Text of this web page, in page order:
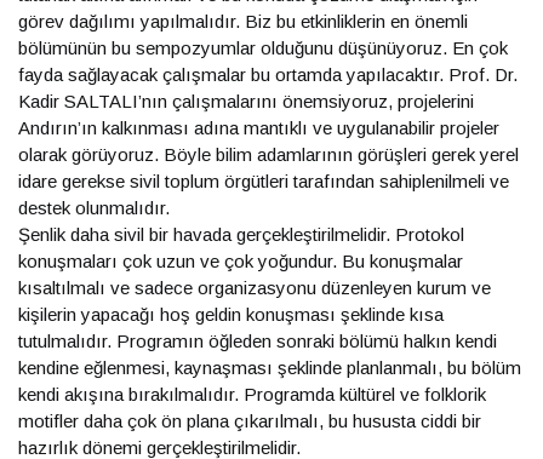
görev dağılımı yapılmalıdır. Biz bu etkinliklerin en önemli
bölümünün bu sempozyumlar olduğunu düşünüyoruz. En çok
fayda sağlayacak çalışmalar bu ortamda yapılacaktır. Prof. Dr.
Kadir SALTALI’nın çalışmalarını önemsiyoruz, projelerini
Andırın’ın kalkınması adına mantıklı ve uygulanabilir projeler
olarak görüyoruz. Böyle bilim adamlarının görüşleri gerek yerel
idare gerekse sivil toplum örgütleri tarafından sahiplenilmeli ve
destek olunmalıdır.
Şenlik daha sivil bir havada gerçekleştirilmelidir. Protokol
konuşmaları çok uzun ve çok yoğundur. Bu konuşmalar
kısaltılmalı ve sadece organizasyonu düzenleyen kurum ve
kişilerin yapacağı hoş geldin konuşması şeklinde kısa
tutulmalıdır. Programın öğleden sonraki bölümü halkın kendi
kendine eğlenmesi, kaynaşması şeklinde planlanmalı, bu bölüm
kendi akışına bırakılmalıdır. Programda kültürel ve folklorik
motifler daha çok ön plana çıkarılmalı, bu hususta ciddi bir
hazırlık dönemi gerçekleştirilmelidir.